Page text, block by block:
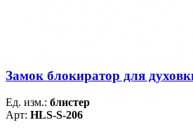
Замок блокиратор для
Ед. изм.: блистер
Арт: HLS-S-206